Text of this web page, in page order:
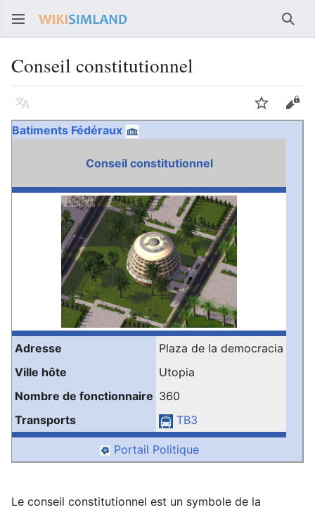
Conseil constitutionnel
Langue Suivre
Batiments Fédéraux
Conseil constitutionnel
Adresse
Plaza de la democracia
Ville hôte
Utopia
Nombre de fonctionnaire 360
Transports
TB3
Portail Politique
Le conseil constitutionnel est un symbole de la